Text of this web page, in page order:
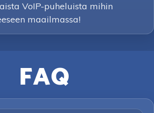
VoIP-puheluista mihin
maailmassa!
FAQ